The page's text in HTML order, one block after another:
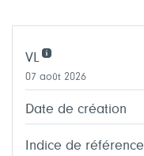
VL
07 août 2026
Date de création
Indice de référence